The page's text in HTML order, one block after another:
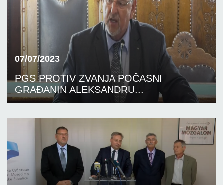
07/07/2023
PGS PROTIV ZVANJA POČASNI
GRAĐANIN ALEKSANDRU...